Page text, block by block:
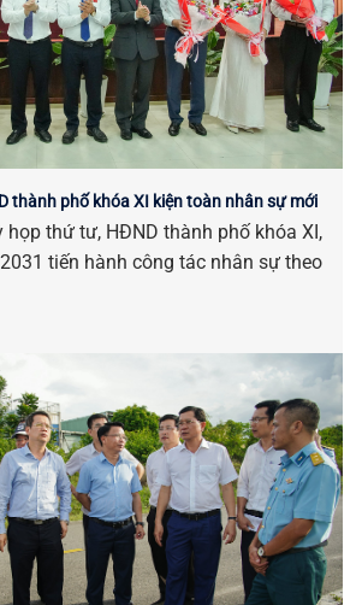
thành phố khóa XI kiện toàn nhân sự mới
họp thứ tư, HĐND thành phố khóa XI,
tiến hành công tác nhân sự theo